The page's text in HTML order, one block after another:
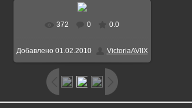
В реальном размере 600x450
41.8Kb
372 0 0.0
Добавлено 01.02.2010 VictoriaAVIIX